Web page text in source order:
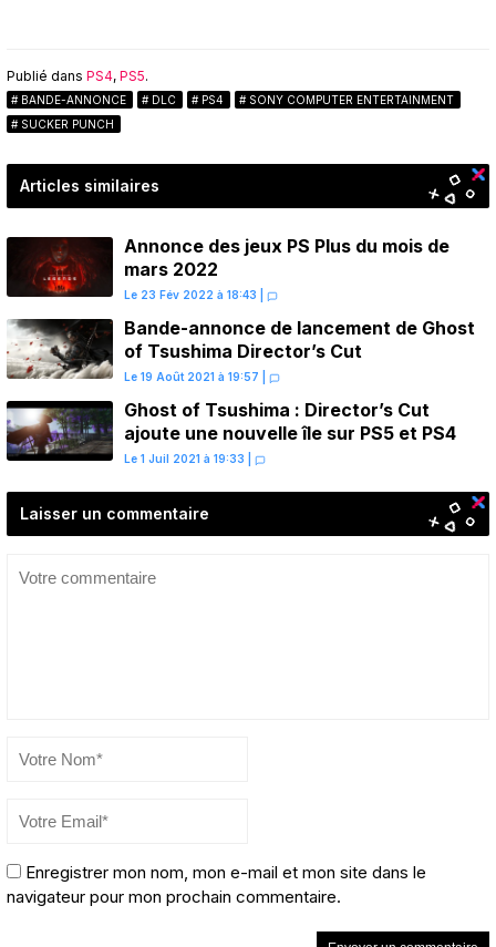
Publié dans PS4, PS5.
BANDE-ANNONCE DLC PS4
SONY COMPUTER ENTERTAINMENT
SUCKER PUNCH
Articles similaires
Annonce des jeux PS Plus du mois de
mars 2022
Le 23 Fév 2022 à 18:43
Bande-annonce de lancement de Ghost
of Tsushima Director’s Cut
Le 19 Août 2021 à 19:57
Ghost of Tsushima : Director’s Cut
ajoute une nouvelle île sur PS5 et PS4
Le 1 Juil 2021 à 19:33
Laisser un commentaire
Enregistrer mon nom, mon e-mail et mon site dans le
navigateur pour mon prochain commentaire.